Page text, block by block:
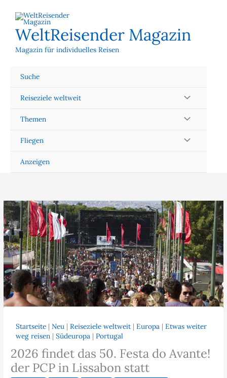
Inhalt
springenWeltReisender Magazin
Magazin für individuelles Reisen
Suche
Reiseziele weltweit
Themen
Fliegen
Anzeigen
Startseite |Neu |Reiseziele weltweit |Europa |Etwas weiter
weg reisen |Südeuropa |Portugal
2026 findet das 50. Festa do Avante!
der PCP in Lissabon statt